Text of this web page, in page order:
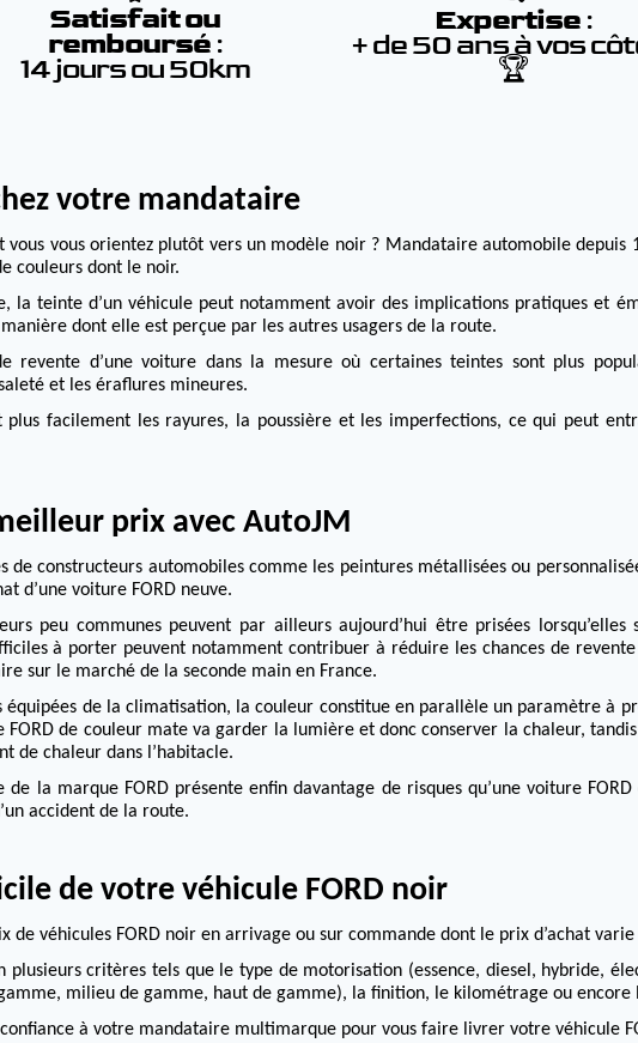
Satisfait ou
remboursé :
14 jours ou 50km
Expertise :
+ de 50 ans à vos
🏆
votre mandataire
vous vous orientez plutôt vers un modèle noir ? Mandataire automobile depuis
couleurs dont le noir.
la teinte d’un véhicule peut notamment avoir des implications pratiques et
dont elle est perçue par les autres usagers de la route.
revente d’une voiture dans la mesure où certaines teintes sont plus
et les éraflures mineures.
facilement les rayures, la poussière et les imperfections, ce qui peut
prix avec AutoJM
de constructeurs automobiles comme les peintures métallisées ou
d’une voiture FORD neuve.
peu communes peuvent par ailleurs aujourd’hui être prisées
à porter peuvent notamment contribuer à réduire les chances de revente
sur le marché de la seconde main en France.
de la climatisation, la couleur constitue en parallèle un paramètre à
FORD de couleur mate va garder la lumière et donc conserver la chaleur,
de chaleur dans l’habitacle.
la marque FORD présente enfin davantage de risques qu’une voiture
accident de la route.
de votre véhicule FORD noir
de véhicules FORD noir en arrivage ou sur commande dont le prix d’achat
plusieurs critères tels que le type de motorisation (essence, diesel, hybride,
milieu de gamme, haut de gamme), la finition, le kilométrage ou encore
à votre mandataire multimarque pour vous faire livrer votre véhicule